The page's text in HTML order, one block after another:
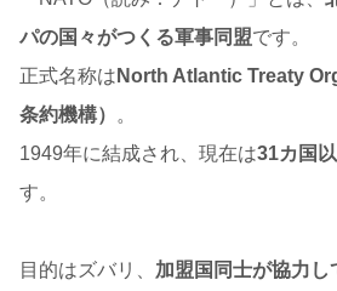
パの国々がつくる軍事同盟です。
正式名称は North Atlantic Treaty
条約機構）
。
1949年に結成され、現在は31カ国
す。
目的はズバリ、 加盟国同士が協力し